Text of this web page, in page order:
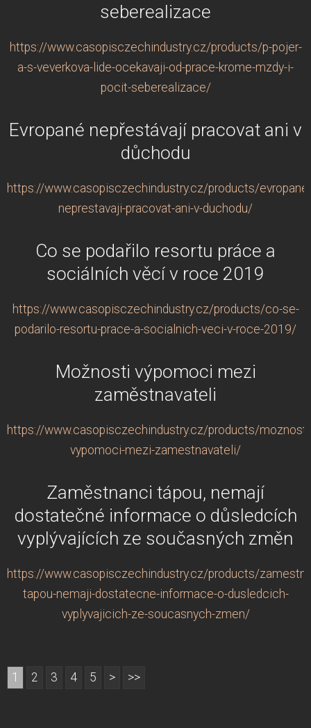
seberealizace
https://www.casopisczechindustry.cz/products/p-pojer-
a-s-veverkova-lide-ocekavaji-od-prace-krome-mzdy-i-
pocit-seberealizace/
Evropané nepřestávají pracovat ani v
důchodu
https://www.casopisczechindustry.cz/products/evropane-
neprestavaji-pracovat-ani-v-duchodu/
Co se podařilo resortu práce a
sociálních věcí v roce 2019
https://www.casopisczechindustry.cz/products/co-se-
podarilo-resortu-prace-a-socialnich-veci-v-roce-2019/
Možnosti výpomoci mezi
zaměstnavateli
https://www.casopisczechindustry.cz/products/
vypomoci-mezi-zamestnavateli/
Zaměstnanci tápou, nemají
dostatečné informace o důsledcích
vyplývajících ze současných změn
https://www.casopisczechindustry.cz/products/
tapou-nemaji-dostatecne-informace-o-dusledcich-
vyplyvajicich-ze-soucasnych-zmen/
1 2 3 4 5 > >>